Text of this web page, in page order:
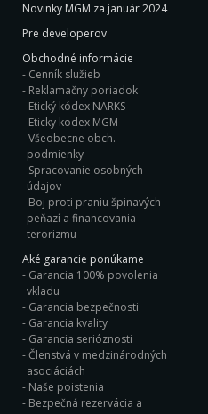
Novinky MGM za január 2024
Pre developerov
Obchodné informácie
Cenník služieb
Reklamačny poriadok
Etický kódex NARKS
Eticky kodex MGM
Všeobecne obch.
podmienky
Spracovanie osobných
údajov
Boj proti praniu špinavých
peňazí a financovania
terorizmu
Aké garancie ponúkame
Garancia 100% povolenia
vkladu
Garancia bezpečnosti
Garancia kvality
Garancia serióznosti
Členstvá v medzinárodných
asociáciách
Naše poistenia
Bezpečná rezervácia a